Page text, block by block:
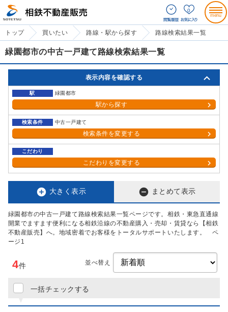
0
トップ 買いたい 路線・駅から探す 路線検索結果一覧
緑園都市の中古一戸建て路線検索結果一覧
表示内容を確認する
駅 緑園都市
駅から探す
検索条件 中古一戸建て
検索条件を変更する
こだわり
こだわりを変更する
 大きく表示  まとめて表示
緑園都市の中古一戸建て路線検索結果一覧ページです。相鉄・東急直通線
開業でますます便利になる相鉄沿線の不動産購入・売却・賃貸なら【相鉄
不動産販売】へ。地域密着でお客様をトータルサポートいたします。 ペ
ージ1
並べ替え
一括チェックする
4件